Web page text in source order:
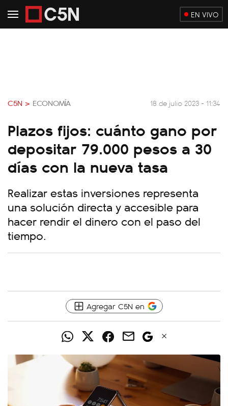
EN VIVO
C5N > ECONOMÍA 18 de julio 2023 - 11:34
Plazos fijos: cuánto gano por
depositar 79.000 pesos a 30
días con la nueva tasa
Realizar estas inversiones representa
una solución directa y accesible para
hacer rendir el dinero con el paso del
tiempo.
Agregar C5N en